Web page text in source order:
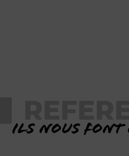
Ils nous font